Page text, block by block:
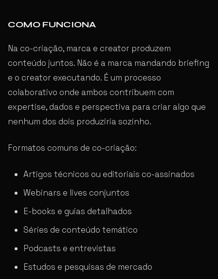
COMO FUNCIONA
Na co-criação, marca e creator produzem
conteúdo juntos. Não é a marca mandando briefing
e o creator executando. É um processo
colaborativo onde ambos contribuem com
expertise, dados e perspectiva para criar algo que
nenhum dos dois produziria sozinho.
Formatos comuns de co-criação:
Artigos técnicos ou editoriais co-assinados
Webinars e lives conjuntos
E-books e guias detalhados
Séries de conteúdo temático
Podcasts e entrevistas
Estudos e pesquisas de mercado